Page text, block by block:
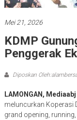
Mei 21, 2026
KDMP
Penggerak
Diposkan
LAMONGAN, Mediaabj
meluncurkan Koperasi
grand opening,